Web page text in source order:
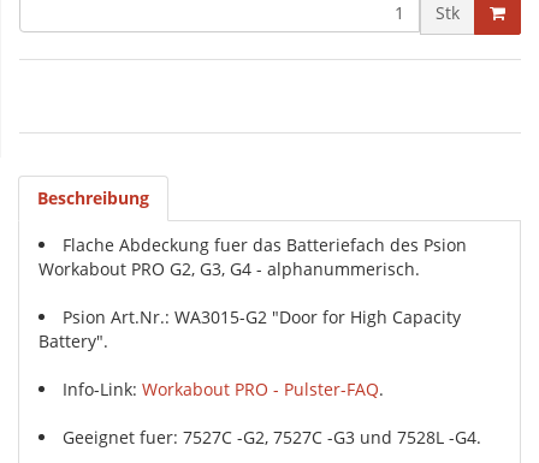
Stk
Beschreibung
Flache Abdeckung fuer das Batteriefach des Psion
Workabout PRO G2, G3, G4 - alphanummerisch.
Psion Art.Nr.: WA3015-G2 "Door for High Capacity
Battery".
Info-Link: Workabout PRO - Pulster-FAQ.
Geeignet fuer: 7527C -G2, 7527C -G3 und 7528L -G4.